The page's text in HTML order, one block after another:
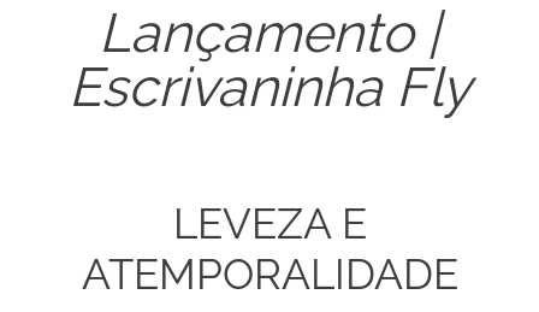
Lançamento |
Escrivaninha Fly
LEVEZA E
ATEMPORALIDADE